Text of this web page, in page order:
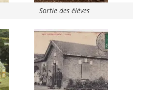
Sortie des élèves